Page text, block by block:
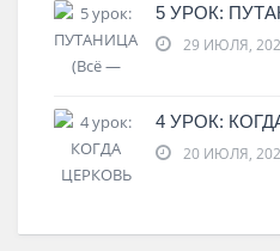
5 УРОК:
29 ИЮЛЯ,
4 УРОК:
20 ИЮЛЯ,